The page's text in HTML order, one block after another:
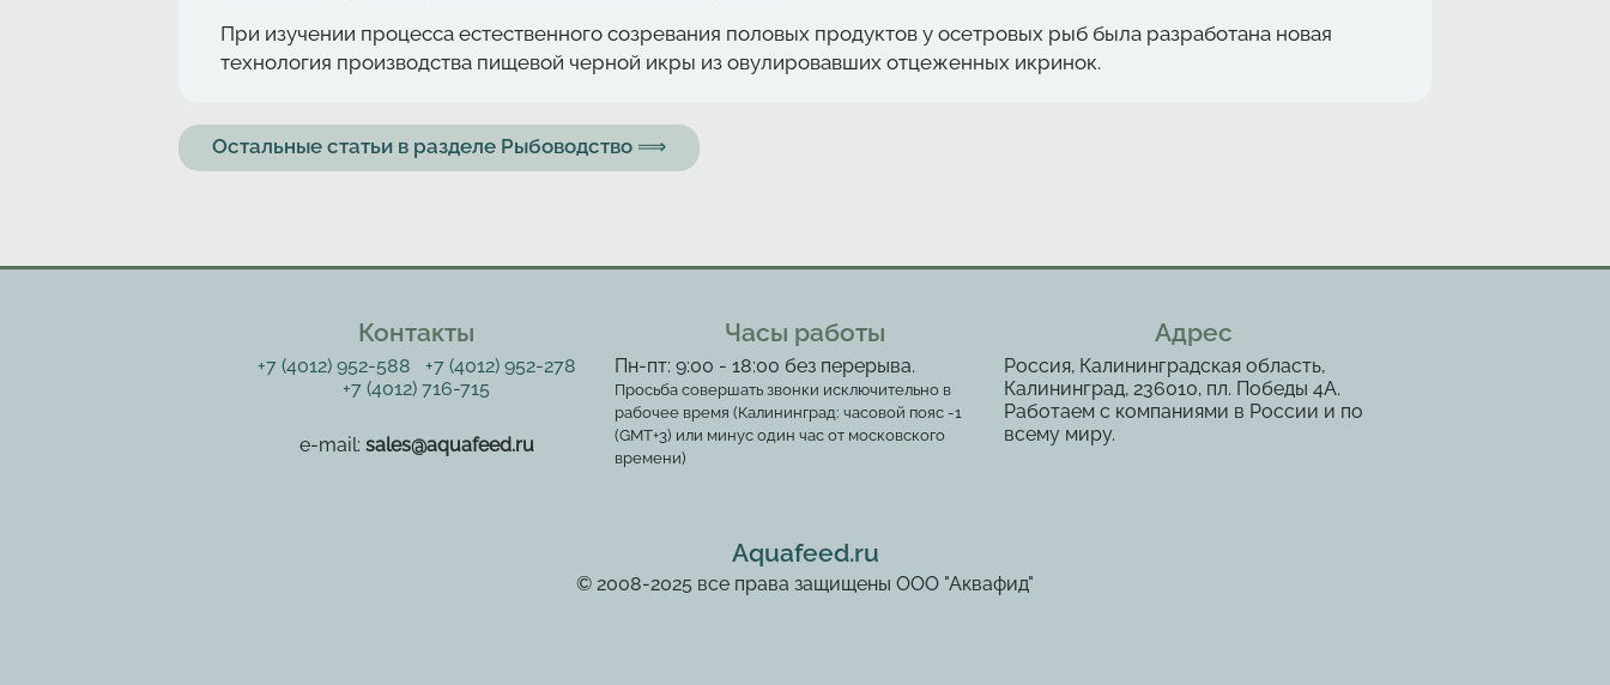
При изучении процесса естественного созревания половых продуктов у осетровых рыб была разработана новая
технология производства пищевой черной икры из овулировавших отцеженных икринок.
Остальные статьи в разделе Рыбоводство ⟹
Контакты
+7 (4012) 952-588
+7 (4012) 952-278
+7 (4012) 716-715
e-mail: sales@aquafeed.ru
Часы работы
Пн-пт: 9:00 - 18:00 без перерыва.
Просьба совершать звонки исключительно в
рабочее время (Калининград: часовой пояс -1
(GMT+3) или минус один час от московского
времени)
Адрес
Россия, Калининградская область,
Калининград, 236010, пл. Победы 4А.
Работаем с компаниями в России и по
всему миру.
Aquafeed.ru
© 2008-2025 все права защищены ООО "Аквафид"